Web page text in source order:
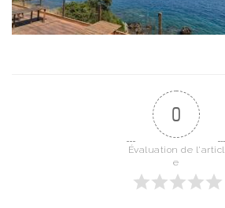
0
Évaluation de l'articl
e